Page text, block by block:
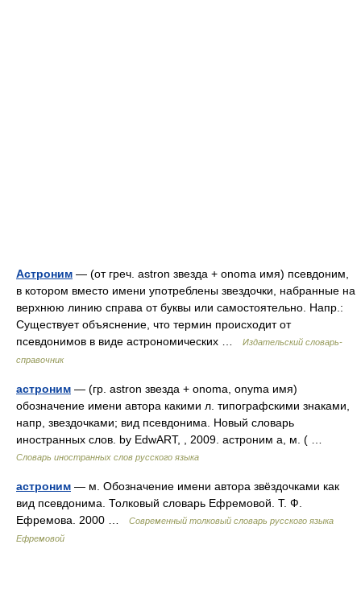
Астроним — (от греч. astron звезда + onoma имя) псевдоним,
в котором вместо имени употреблены звездочки, набранные на
верхнюю линию справа от буквы или самостоятельно. Напр.:
Существует объяснение, что термин происходит от
псевдонимов в виде астрономических …
Издательский словарь-
справочник
астроним — (гр. astron звезда + onoma, onyma имя)
обозначение имени автора какими л. типографскими знаками,
напр, звездочками; вид псевдонима. Новый словарь
иностранных слов. by EdwART, , 2009. астроним а, м. ( …
Словарь иностранных слов русского языка
астроним — м. Обозначение имени автора звёздочками как
вид псевдонима. Толковый словарь Ефремовой. Т. Ф.
Ефремова. 2000 …
Современный толковый словарь русского языка
Ефремовой